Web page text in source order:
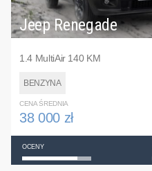
Jeep Renegade
1.4 MultiAir 140 KM
BENZYNA
CENA ŚREDNIA
38 000 zł
OCENY